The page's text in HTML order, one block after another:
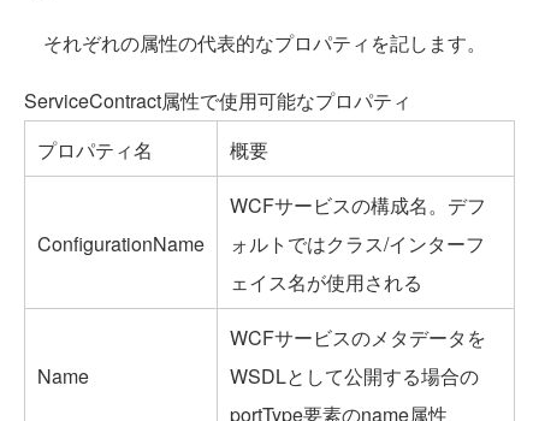
それぞれの属性の代表的なプロパティを記します。
ServiceContract属性で使用可能なプロパティ
プロパティ名
概要
ConfigurationName
WCFサービスの構成名。デフ
ォルトではクラス/インターフ
ェイス名が使用される
Name
WCFサービスのメタデータを
WSDLとして公開する場合の
portType要素のname属性